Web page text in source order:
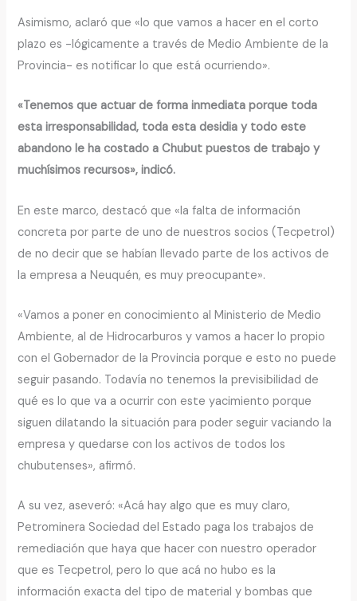
Asimismo, aclaró que «lo que vamos a hacer en el corto
plazo es -lógicamente a través de Medio Ambiente de la
Provincia- es notificar lo que está ocurriendo».
«Tenemos que actuar de forma inmediata porque toda
esta irresponsabilidad, toda esta desidia y todo este
abandono le ha costado a Chubut puestos de trabajo y
muchísimos recursos», indicó.
En este marco, destacó que «la falta de información
concreta por parte de uno de nuestros socios (Tecpetrol)
de no decir que se habían llevado parte de los activos de
la empresa a Neuquén, es muy preocupante».
«Vamos a poner en conocimiento al Ministerio de Medio
Ambiente, al de Hidrocarburos y vamos a hacer lo propio
con el Gobernador de la Provincia porque e esto no puede
seguir pasando. Todavía no tenemos la previsibilidad de
qué es lo que va a ocurrir con este yacimiento porque
siguen dilatando la situación para poder seguir vaciando la
empresa y quedarse con los activos de todos los
chubutenses», afirmó.
A su vez, aseveró: «Acá hay algo que es muy claro,
Petrominera Sociedad del Estado paga los trabajos de
remediación que haya que hacer con nuestro operador
que es Tecpetrol, pero lo que acá no hubo es la
información exacta del tipo de material y bombas que